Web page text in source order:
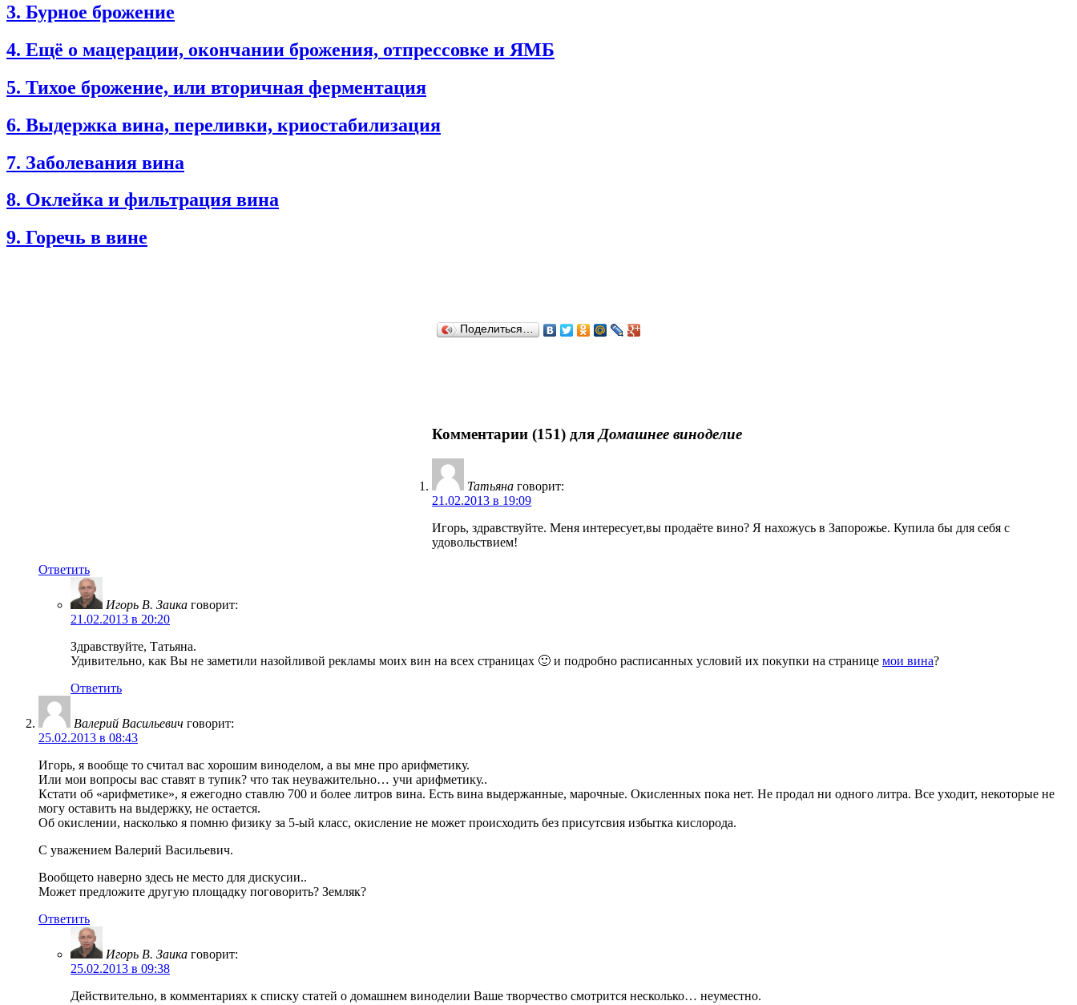
3. Бурное брожение
4. Ещё о мацерации, окончании брожения, отпрессовке и ЯМБ
5. Тихое брожение, или вторичная ферментация
6. Выдержка вина, переливки, криостабилизация
7. Заболевания вина
8. Оклейка и фильтрация вина
9. Горечь в вине
Поделиться…
Комментарии (151) для Домашнее виноделие
Татьяна говорит:
21.02.2013 в 19:09
Игорь, здравствуйте. Меня интересует,вы продаёте вино? Я нахожусь в Запорожье. Купила бы для себя с
удовольствием!
Ответить
Игорь В. Заика говорит:
21.02.2013 в 20:20
Здравствуйте, Татьяна.
Удивительно, как Вы не заметили назойливой рекламы моих вин на всех страницах 🙂 и подробно расписанных условий их покупки на странице мои вина?
Ответить
Валерий Васильевич говорит:
25.02.2013 в 08:43
Игорь, я вообще то считал вас хорошим виноделом, а вы мне про арифметику.
Или мои вопросы вас ставят в тупик? что так неуважительно… учи арифметику..
Кстати об «арифметике», я ежегодно ставлю 700 и более литров вина. Есть вина выдержанные, марочные. Окисленных пока нет. Не продал ни одного литра. Все уходит, некоторые не
могу оставить на выдержку, не остается.
Об окислении, насколько я помню физику за 5-ый класс, окисление не может происходить без присутсвия избытка кислорода.
С уважением Валерий Васильевич.
Вообщето наверно здесь не место для дискусии..
Может предложите другую площадку поговорить? Земляк?
Ответить
Игорь В. Заика говорит:
25.02.2013 в 09:38
Действительно, в комментариях к списку статей о домашнем виноделии Ваше творчество смотрится несколько… неуместно.